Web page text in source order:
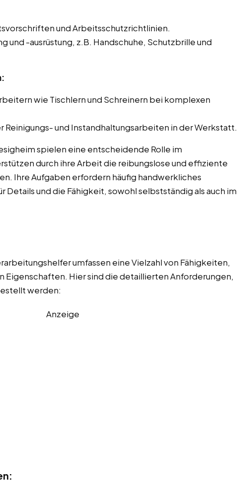
und Arbeitsschutzrichtlinien.
und -ausrüstung, z.B. Handschuhe, Schutzbrille und
wie Tischlern und Schreinern bei komplexen
Reinigungs- und Instandhaltungsarbeiten in der Werkstatt.
spielen eine entscheidende Rolle im
durch ihre Arbeit die reibungslose und effiziente
Ihre Aufgaben erfordern häufig handwerkliches
und die Fähigkeit, sowohl selbstständig als auch im
umfassen eine Vielzahl von Fähigkeiten,
Eigenschaften. Hier sind die detaillierten Anforderungen,
werden:
Anzeige